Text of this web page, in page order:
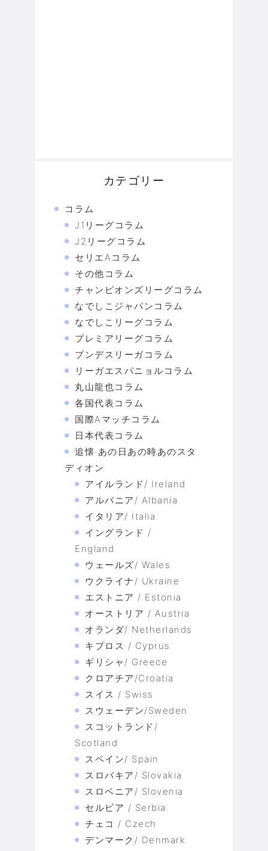
カテゴリー
コラム
J1リーグコラム
J2リーグコラム
セリエAコラム
その他コラム
チャンピオンズリーグコラム
なでしこジャパンコラム
なでしこリーグコラム
プレミアリーグコラム
ブンデスリーガコラム
リーガエスパニョルコラム
丸山龍也コラム
各国代表コラム
国際Aマッチコラム
日本代表コラム
追懐·あの日あの時あのスタ
ディオン
アイルランド/ Ireland
アルバニア/ Albania
イタリア/ Italia
イングランド /
England
ウェールズ/ Wales
ウクライナ/ Ukraine
エストニア / Estonia
オーストリア / Austria
オランダ/ Netherlands
キプロス / Cyprus
ギリシャ/ Greece
クロアチア/Croatia
スイス / Swiss
スウェーデン/Sweden
スコットランド/
Scotland
スペイン/ Spain
スロバキア/ Slovakia
スロベニア/ Slovenia
セルビア / Serbia
チェコ / Czech
デンマーク/ Denmark